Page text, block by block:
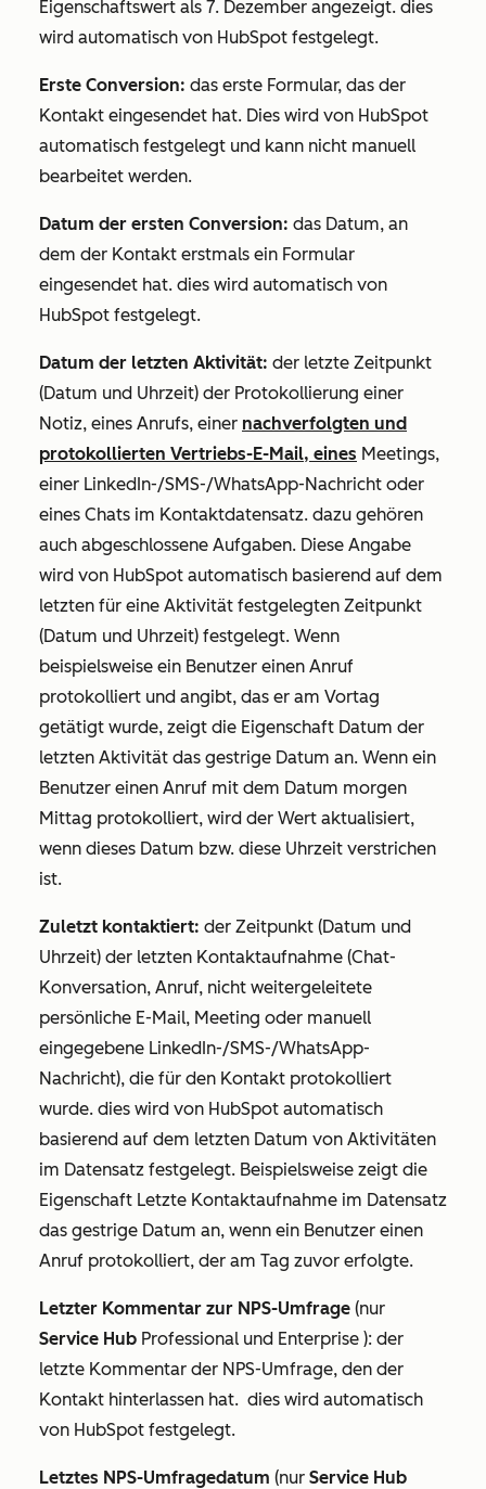
Eigenschaftswert als 7. Dezember angezeigt. dies
wird automatisch von HubSpot festgelegt.
Erste Conversion: das erste Formular, das der
Kontakt eingesendet hat. Dies wird von HubSpot
automatisch festgelegt und kann nicht manuell
bearbeitet werden.
Datum der ersten Conversion: das Datum, an
dem der Kontakt erstmals ein Formular
eingesendet hat. dies wird automatisch von
HubSpot festgelegt.
Datum der letzten Aktivität: der letzte Zeitpunkt
(Datum und Uhrzeit) der Protokollierung einer
Notiz, eines Anrufs, einer nachverfolgten und
protokollierten Vertriebs-E-Mail, eines Meetings,
einer LinkedIn-/SMS-/WhatsApp-Nachricht oder
eines Chats im Kontaktdatensatz. dazu gehören
auch abgeschlossene Aufgaben. Diese Angabe
wird von HubSpot automatisch basierend auf dem
letzten für eine Aktivität festgelegten Zeitpunkt
(Datum und Uhrzeit) festgelegt. Wenn
beispielsweise ein Benutzer einen Anruf
protokolliert und angibt, das er am Vortag
getätigt wurde, zeigt die Eigenschaft Datum der
letzten Aktivität das gestrige Datum an. Wenn ein
Benutzer einen Anruf mit dem Datum morgen
Mittag protokolliert, wird der Wert aktualisiert,
wenn dieses Datum bzw. diese Uhrzeit verstrichen
ist.
Zuletzt kontaktiert: der Zeitpunkt (Datum und
Uhrzeit) der letzten Kontaktaufnahme (Chat-
Konversation, Anruf, nicht weitergeleitete
persönliche E-Mail, Meeting oder manuell
eingegebene LinkedIn-/SMS-/WhatsApp-
Nachricht), die für den Kontakt protokolliert
wurde. dies wird von HubSpot automatisch
basierend auf dem letzten Datum von Aktivitäten
im Datensatz festgelegt. Beispielsweise zeigt die
Eigenschaft Letzte Kontaktaufnahme im Datensatz
das gestrige Datum an, wenn ein Benutzer einen
Anruf protokolliert, der am Tag zuvor erfolgte.
Letzter Kommentar zur NPS-Umfrage (nur
Service Hub Professional und Enterprise ): der
letzte Kommentar der NPS-Umfrage, den der
Kontakt hinterlassen hat. dies wird automatisch
von HubSpot festgelegt.
Letztes NPS-Umfragedatum (nur Service Hub